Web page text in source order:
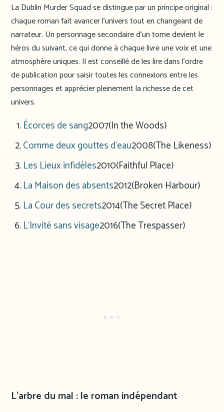
La Dublin Murder Squad se distingue par un principe original :
chaque roman fait avancer l’univers tout en changeant de
narrateur. Un personnage secondaire d’un tome devient le
héros du suivant, ce qui donne à chaque livre une voix et une
atmosphère uniques. Il est conseillé de les lire dans l’ordre
de publication pour saisir toutes les connexions entre les
personnages et apprécier pleinement la richesse de cet
univers.
Écorces de sang2007(In the Woods)
Comme deux gouttes d’eau2008(The Likeness)
Les Lieux infidèles2010(Faithful Place)
La Maison des absents2012(Broken Harbour)
La Cour des secrets2014(The Secret Place)
L’Invité sans visage2016(The Trespasser)
L’arbre du mal : le roman indépendant